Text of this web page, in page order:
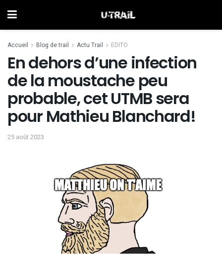
Accueil Blog de trail Actu Trail EDITO
En dehors d’une infection
de la moustache peu
probable, cet UTMB sera
pour Mathieu Blanchard!
25 août 2023